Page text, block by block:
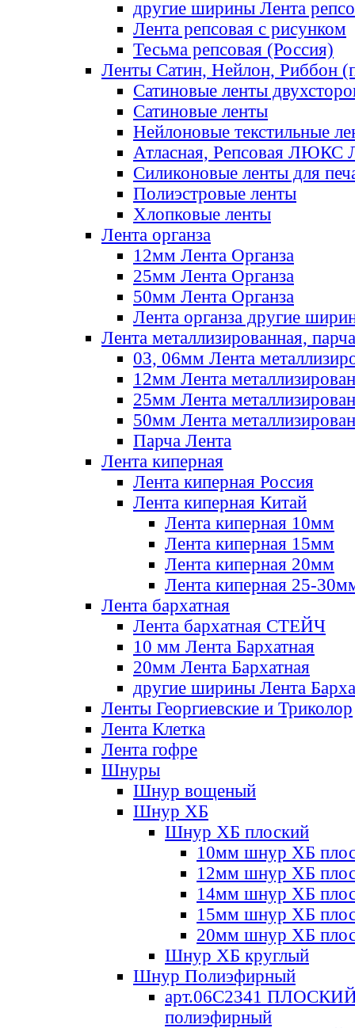
другие ширины Лента
Лента репсовая с рисунком
Тесьма репсовая (Россия)
Ленты Сатин, Нейлон, Риббон
Сатиновые ленты
Сатиновые ленты
Нейлоновые текстильные
Атласная, Репсовая ЛЮКС
Силиконовые ленты для
Полиэстровые ленты
Хлопковые ленты
Лента органза
12мм Лента Органза
25мм Лента Органза
50мм Лента Органза
Лента органза другие
Лента металлизированная, парча
03, 06мм Лента
12мм Лента
25мм Лента
50мм Лента
Парча Лента
Лента киперная
Лента киперная Россия
Лента киперная Китай
Лента киперная 10мм
Лента киперная 15мм
Лента киперная 20мм
Лента киперная 25-
Лента бархатная
Лента бархатная СТЕЙЧ
10 мм Лента Бархатная
20мм Лента Бархатная
другие ширины Лента
Ленты Георгиевские и Триколор
Лента Клетка
Лента гофре
Шнуры
Шнур вощеный
Шнур ХБ
Шнур ХБ плоский
10мм шнур ХБ
12мм шнур ХБ
14мм шнур ХБ
15мм шнур ХБ
20мм шнур ХБ
Шнур ХБ круглый
Шнур Полиэфирный
арт.06С2341
полиэфирный